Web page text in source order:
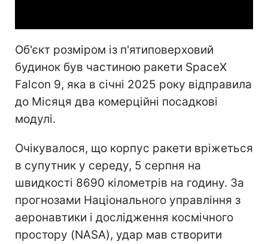
Об'єкт розміром із п'ятиповерховий
будинок був частиною ракети SpaceX
Falcon 9, яка в січні 2025 року відправила
до Місяця два комерційні посадкові
модулі.
Очікувалося, що корпус ракети вріжеться
в супутник у середу, 5 серпня на
швидкості 8690 кілометрів на годину. За
прогнозами Національного управління з
аеронавтики і дослідження космічного
простору (NASA), удар мав створити